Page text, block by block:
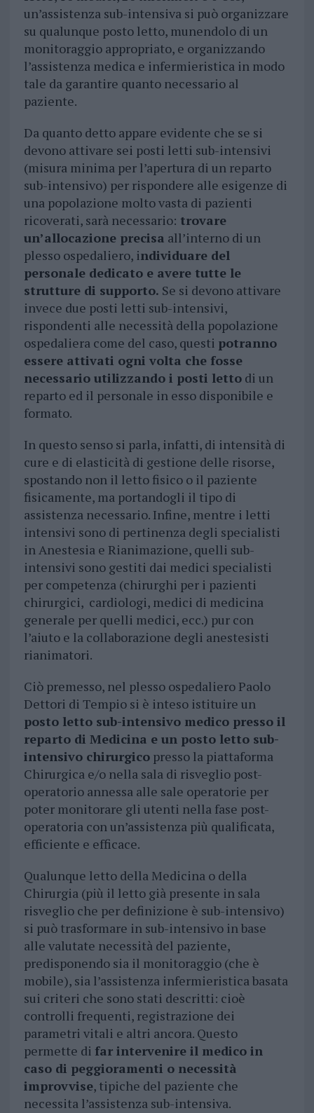
un’assistenza sub-intensiva si può organizzare
su qualunque posto letto, munendolo di un
monitoraggio appropriato, e organizzando
l’assistenza medica e infermieristica in modo
tale da garantire quanto necessario al
paziente.
Da quanto detto appare evidente che se si
devono attivare sei posti letti sub-intensivi
(misura minima per l’apertura di un reparto
sub-intensivo) per rispondere alle esigenze di
una popolazione molto vasta di pazienti
ricoverati, sarà necessario: trovare
un’allocazione precisa all’interno di un
plesso ospedaliero, individuare del
personale dedicato e avere tutte le
strutture di supporto. Se si devono attivare
invece due posti letti sub-intensivi,
rispondenti alle necessità della popolazione
ospedaliera come del caso, questi potranno
essere attivati ogni volta che fosse
necessario utilizzando i posti lettodi un
reparto ed il personale in esso disponibile e
formato.
In questo senso si parla, infatti, di intensità di
cure e di elasticità di gestione delle risorse,
spostando non il letto fisico o il paziente
fisicamente, ma portandogli il tipo di
assistenza necessario. Infine, mentre i letti
intensivi sono di pertinenza degli specialisti
in Anestesia e Rianimazione, quelli sub-
intensivi sono gestiti dai medici specialisti
per competenza (chirurghi per i pazienti
chirurgici, cardiologi, medici di medicina
generale per quelli medici, ecc.) pur con
l’aiuto e la collaborazione degli anestesisti
rianimatori.
Ciò premesso, nel plesso ospedaliero Paolo
Dettori di Tempio si è inteso istituire un
posto letto sub-intensivo medico presso il
reparto di Medicina e un posto letto sub-
intensivo chirurgicopresso la piattaforma
Chirurgica e/o nella sala di risveglio post-
operatorio annessa alle sale operatorie per
poter monitorare gli utenti nella fase post-
operatoria con un’assistenza più qualificata,
efficiente e efficace.
Qualunque letto della Medicina o della
Chirurgia (più il letto già presente in sala
risveglio che per definizione è sub-intensivo)
si può trasformare in sub-intensivo in base
alle valutate necessità del paziente,
predisponendo sia il monitoraggio (che è
mobile), sia l’assistenza infermieristica basata
sui criteri che sono stati descritti: cioè
controlli frequenti, registrazione dei
parametri vitali e altri ancora. Questo
permette di far intervenire il medico in
caso di peggioramenti o necessità
improvvise, tipiche del paziente che
necessita l’assistenza sub-intensiva.